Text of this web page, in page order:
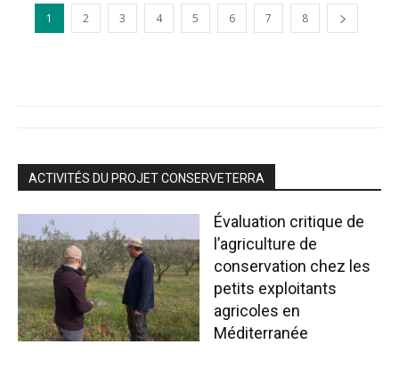
1 2 3 4 5 6 7 8
ACTIVITÉS DU PROJET CONSERVETERRA
Évaluation critique de
l’agriculture de
conservation chez les
petits exploitants
agricoles en
Méditerranée